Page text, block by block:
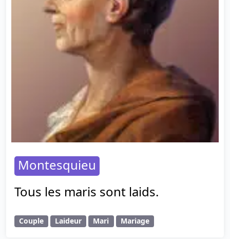
Montesquieu
Tous les maris sont laids.
Couple Laideur Mari Mariage